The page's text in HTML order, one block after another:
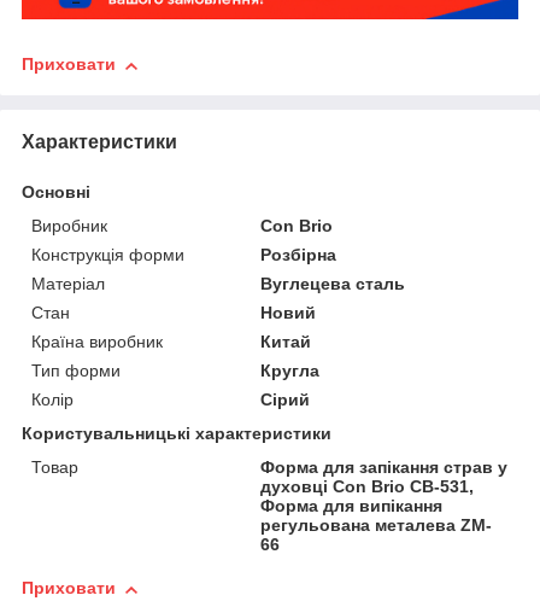
Приховати
Характеристики
Основні
Виробник
Con Brio
Конструкція форми
Розбірна
Матеріал
Вуглецева сталь
Стан
Новий
Країна виробник
Китай
Тип форми
Кругла
Колір
Сірий
Користувальницькі характеристики
Товар
Форма для запікання страв у
духовці Con Brio CB-531,
Форма для випікання
регульована металева ZM-
66
Приховати